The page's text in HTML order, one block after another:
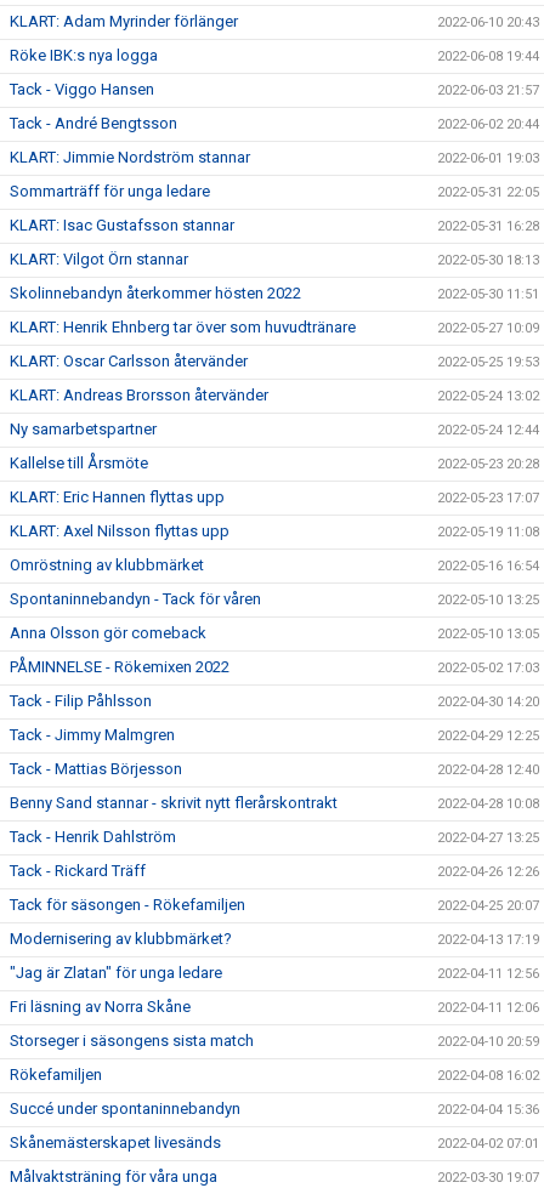
KLART: Adam Myrinder förlänger 2022-06-10 20:43
Röke IBK:s nya logga 2022-06-08 19:44
Tack - Viggo Hansen 2022-06-03 21:57
Tack - André Bengtsson 2022-06-02 20:44
KLART: Jimmie Nordström stannar 2022-06-01 19:03
Sommarträff för unga ledare 2022-05-31 22:05
KLART: Isac Gustafsson stannar 2022-05-31 16:28
KLART: Vilgot Örn stannar 2022-05-30 18:13
Skolinnebandyn återkommer hösten 2022 2022-05-30 11:51
KLART: Henrik Ehnberg tar över som huvudtränare 2022-05-27 10:09
KLART: Oscar Carlsson återvänder 2022-05-25 19:53
KLART: Andreas Brorsson återvänder 2022-05-24 13:02
Ny samarbetspartner 2022-05-24 12:44
Kallelse till Årsmöte 2022-05-23 20:28
KLART: Eric Hannen flyttas upp 2022-05-23 17:07
KLART: Axel Nilsson flyttas upp 2022-05-19 11:08
Omröstning av klubbmärket 2022-05-16 16:54
Spontaninnebandyn - Tack för våren 2022-05-10 13:25
Anna Olsson gör comeback 2022-05-10 13:05
PÅMINNELSE - Rökemixen 2022 2022-05-02 17:03
Tack - Filip Påhlsson 2022-04-30 14:20
Tack - Jimmy Malmgren 2022-04-29 12:25
Tack - Mattias Börjesson 2022-04-28 12:40
Benny Sand stannar - skrivit nytt flerårskontrakt 2022-04-28 10:08
Tack - Henrik Dahlström 2022-04-27 13:25
Tack - Rickard Träff 2022-04-26 12:26
Tack för säsongen - Rökefamiljen 2022-04-25 20:07
Modernisering av klubbmärket? 2022-04-13 17:19
"Jag är Zlatan" för unga ledare 2022-04-11 12:56
Fri läsning av Norra Skåne 2022-04-11 12:06
Storseger i säsongens sista match 2022-04-10 20:59
Rökefamiljen 2022-04-08 16:02
Succé under spontaninnebandyn 2022-04-04 15:36
Skånemästerskapet livesänds 2022-04-02 07:01
Målvaktsträning för våra unga 2022-03-30 19:07